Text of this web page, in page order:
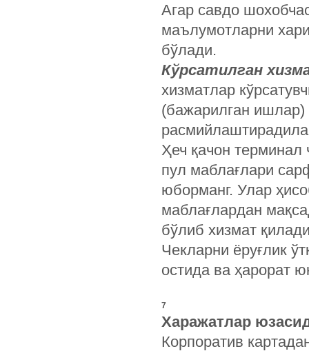
Агар савдо
маълумотларни
бўлади.
Кўрсатилган
хизматлар
(бажарилган ишлар)
Ҳеч қачон терминал
пул маблағлари
юборманг. Улар
маблағлардан
бўлиб хизмат
Чекларни ёруғлик
остида ва ҳарорат
7
Харажатлар
Корпоратив